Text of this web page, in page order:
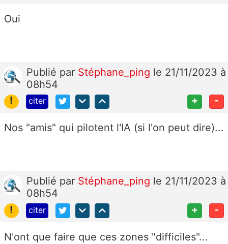
Oui
Publié par Stéphane_ping le 21/11/2023 à
08h54
!
citer + -
Nos "amis" qui pilotent l'IA (si l'on peut dire)...
Publié par Stéphane_ping le 21/11/2023 à
08h54
!
citer + -
N'ont que faire que ces zones "difficiles"...